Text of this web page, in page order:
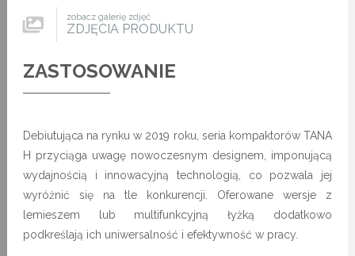
zobacz galerię zdjęć
ZDJĘCIA PRODUKTU
ZASTOSOWANIE
Debiutująca na rynku w 2019 roku, seria kompaktorów TANA
H przyciąga uwagę nowoczesnym designem, imponującą
wydajnością i innowacyjną technologią, co pozwala jej
wyróżnić się na tle konkurencji. Oferowane wersje z
lemieszem lub multifunkcyjną łyżką dodatkowo
podkreślają ich uniwersalność i efektywność w pracy.